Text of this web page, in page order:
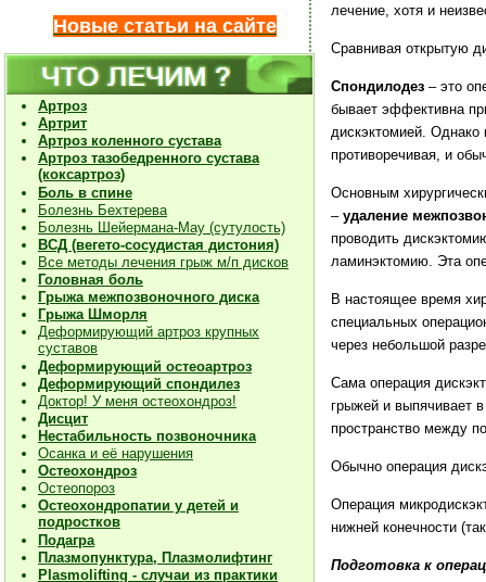
Новые статьи на сайте
Артроз
Артрит
Артроз коленного сустава
Артроз тазобедренного сустава
(коксартроз)
Боль в спине
Болезнь Бехтерева
Болезнь Шейермана-Мау (сутулость)
ВСД (вегето-сосудистая дистония)
Все методы лечения грыж м/п дисков
Головная боль
Грыжа межпозвоночного диска
Грыжа Шморля
Деформирующий артроз крупных
суставов
Деформирующий остеоартроз
Деформирующий спондилез
Доктор! У меня остеохондроз!
Дисцит
Нестабильность позвоночника
Осанка и её нарушения
Остеохондроз
Остеопороз
Остеохондропатии у детей и
подростков
Подагра
Плазмопунктура, Плазмолифтинг
Plasmolifting - случаи из практики
лечение, хотя и
Сравнивая открытую
Спондилодез – это
бывает эффективна
дискэктомией. Однако
противоречивая, и
Основным
– удаление
проводить
ламинэктомию. Эта
В настоящее время
специальных
через небольшой
Сама операция
грыжей и выпячивает
пространство между
Обычно операция
Операция
нижней конечности
Подготовка к